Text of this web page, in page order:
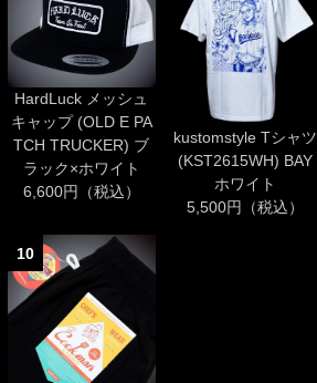
HardLuck メッシュ
キャップ (OLD E PA
TCH TRUCKER) ブ
ラック×ホワイト
6,600円（税込）
kustomstyle Tシャツ
(KST2615WH) BAY
ホワイト
5,500円（税込）
10